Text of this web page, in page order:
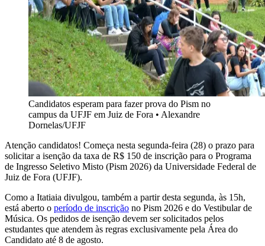
Candidatos esperam para fazer prova do Pism no
campus da UFJF em Juiz de Fora • Alexandre
Dornelas/UFJF
Atenção candidatos! Começa nesta segunda-feira (28) o prazo para
solicitar a isenção da taxa de R$ 150 de inscrição para o Programa
de Ingresso Seletivo Misto (Pism 2026) da Universidade Federal de
Juiz de Fora (UFJF).
Como a Itatiaia divulgou, também a partir desta segunda, às 15h,
está aberto o período de inscrição no Pism 2026 e do Vestibular de
Música. Os pedidos de isenção devem ser solicitados pelos
estudantes que atendem às regras exclusivamente pela Área do
Candidato até 8 de agosto.